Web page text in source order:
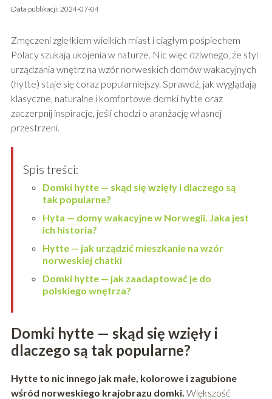
Data publikacji: 2024-07-04
Zmęczeni zgiełkiem wielkich miast i ciągłym pośpiechem
Polacy szukają ukojenia w naturze. Nic więc dziwnego, że styl
urządzania wnętrz na wzór norweskich domów wakacyjnych
(hytte) staje się coraz popularniejszy. Sprawdź, jak wyglądają
klasyczne, naturalne i komfortowe domki hytte oraz
zaczerpnij inspiracje, jeśli chodzi o aranżację własnej
przestrzeni.
Spis treści:
Domki hytte — skąd się wzięły i dlaczego są
tak popularne?
Hyta — domy wakacyjne w Norwegii. Jaka jest
ich historia?
Hytte — jak urządzić mieszkanie na wzór
norweskiej chatki
Domki hytte — jak zaadaptować je do
polskiego wnętrza?
Domki hytte — skąd się wzięły i
dlaczego są tak popularne?
Hytte to nic innego jak małe, kolorowe i zagubione
wśród norweskiego krajobrazu domki. Większość